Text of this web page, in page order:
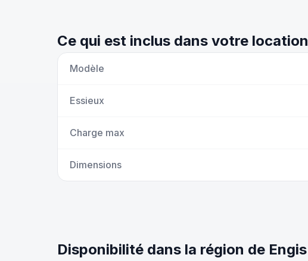
Ce qui est inclus dans votre location
Modèle
Essieux
Charge max
Dimensions
Disponibilité dans la région de Engis